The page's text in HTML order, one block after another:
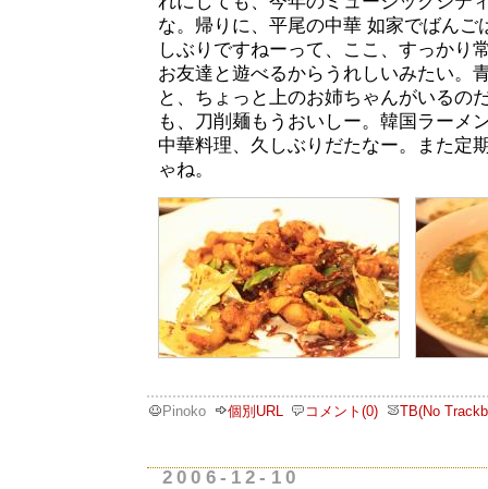
な。帰りに、平尾の中華 如家でばんご
しぶりですねーって、ここ、すっかり
お友達と遊べるからうれしいみたい。
と、ちょっと上のお姉ちゃんがいるの
も、刀削麺もうおいしー。韓国ラーメ
中華料理、久しぶりだたなー。また定
ゃね。
Pinoko 個別URL コメント(0) TB(No
2006-12-10